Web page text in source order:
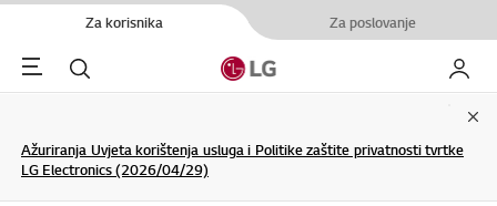
Za korisnika Za poslovanje
Menu Pretraživanje My LG
Ažuriranja Uvjeta korištenja usluga i Politike zaštite privatnosti tvrtke
LG Electronics (2026/04/29)